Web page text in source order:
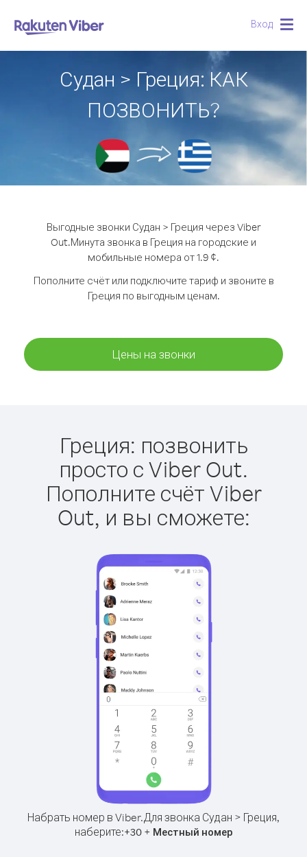
Вход
Судан > Греция: КАК
ПОЗВОНИТЬ?
Выгодные звонки Судан > Греция через Viber
Out.Минута звонка в Греция на городские и
мобильные номера от 1.9 ¢.
Пополните счёт или подключите тариф и звоните в
Греция по выгодным ценам.
Цены на звонки
Греция: позвонить
просто с Viber Out.
Пополните счёт Viber
Out, и вы сможете:
Набрать номер в Viber.Для звонка Судан > Греция,
наберите:+30+ Местный номер